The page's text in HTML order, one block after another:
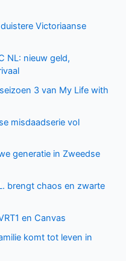
Victoriaanse
NL: nieuw geld,
3 van My Life with
misdaadserie vol
generatie in Zweedse
brengt chaos en zwarte
en Canvas
komt tot leven in